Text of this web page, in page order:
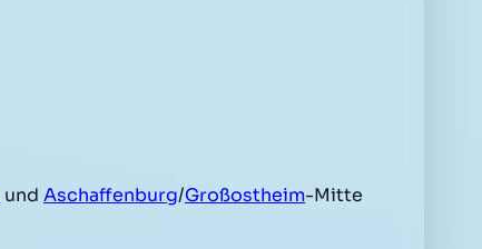
und Aschaffenburg/Großostheim-Mitte